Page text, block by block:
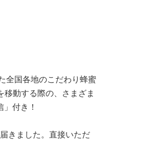
全国各地のこだわり蜂蜜
動する際の、さまざま
付き！
きました。直接いただ